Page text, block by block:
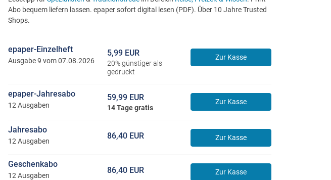
Abo bequem liefern lassen. epaper sofort digital lesen (PDF). Über 10 Jahre Trusted
Shops.
epaper-Einzelheft
Ausgabe 9 vom 07.08.2026 Zur Kasse
5,99 EUR
20% günstiger als
gedruckt
epaper-Jahresabo
12 Ausgaben Zur Kasse
59,99 EUR
14 Tage gratis
Jahresabo
12 Ausgaben Zur Kasse
86,40 EUR
Geschenkabo
12 Ausgaben Zur Kasse
86,40 EUR